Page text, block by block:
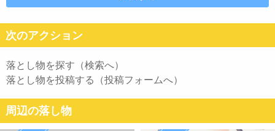
次のアクション
落とし物を探す（検索へ）
落とし物を投稿する（投稿フォームへ）
周辺の落し物